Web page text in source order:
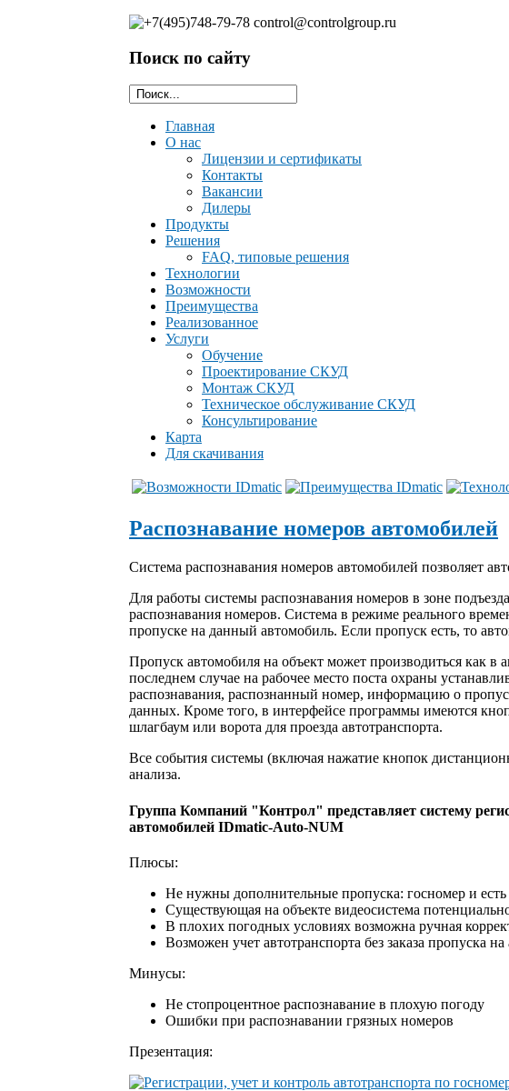
Поиск по сайту
Главная
О нас
Лицензии и сертификаты
Контакты
Ваканcии
Дилеры
Продукты
Решения
FAQ, типовые решения
Технологии
Возможности
Преимущества
Реализованное
Услуги
Обучение
Проектирование СКУД
Монтаж СКУД
Техническое обслуживание СКУД
Консультирование
Карта
Для скачивания
Распознавание номеров автомобилей
Система распознавания номеров автомобилей позволяет
Для работы системы распознавания номеров в зоне
распознавания номеров. Система в режиме реального
пропуске на данный автомобиль. Если пропуск есть, то
Пропуск автомобиля на объект может производиться как в
последнем случае на рабочее место поста охраны
распознавания, распознанный номер, информацию о
данных. Кроме того, в интерфейсе программы имеются
шлагбаум или ворота для проезда автотранспорта.
Все события системы (включая нажатие кнопок
анализа.
Группа Компаний "Контрол" представляет систему
автомобилей IDmatic-Auto-NUM
Плюсы:
Не нужны дополнительные пропуска: госномер и
Существующая на объекте видеосистема
В плохих погодных условиях возможна ручная
Возможен учет автотранспорта без заказа пропуска
Минусы:
Не стопроцентное распознавание в плохую погоду
Ошибки при распознавании грязных номеров
Презентация: